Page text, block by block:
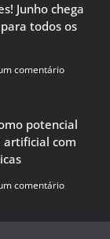
Junho chega
todos os
comentário
potencial
artificial com
comentário